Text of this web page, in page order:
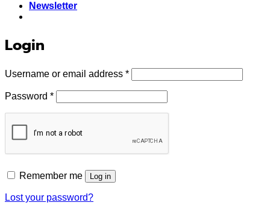
Newsletter
Login
Username or email address *Required
Password *Required
Remember me Log in
Lost your password?